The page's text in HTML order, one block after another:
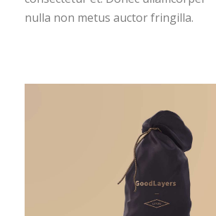
nulla non metus auctor fringilla.